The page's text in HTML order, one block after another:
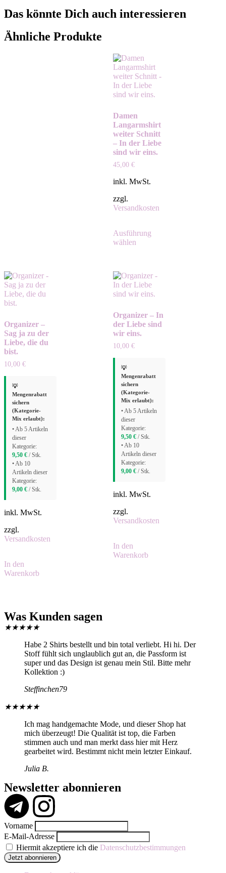
Das könnte Dich auch interessieren
Ähnliche Produkte
Damen
Langarmshirt
weiter Schnitt
– In der Liebe
sind wir eins.
45,00 €
inkl. MwSt.
zzgl.
Versandkosten
Ausführung
wählen
Organizer –
Sag ja zu der
Liebe, die du
bist.
10,00 €
💡
Mengenrabatt
sichern
(Kategorie-
Mix erlaubt):
• Ab 5 Artikeln
dieser
Kategorie:
9,50 € / Stk.
• Ab 10
Artikeln dieser
Kategorie:
9,00 € / Stk.
inkl. MwSt.
zzgl.
Versandkosten
In den
Warenkorb
Organizer – In
der Liebe sind
wir eins.
10,00 €
💡
Mengenrabatt
sichern
(Kategorie-
Mix erlaubt):
• Ab 5 Artikeln
dieser
Kategorie:
9,50 € / Stk.
• Ab 10
Artikeln dieser
Kategorie:
9,00 € / Stk.
inkl. MwSt.
zzgl.
Versandkosten
In den
Warenkorb
Was Kunden sagen
★★★★★
Habe 2 Shirts bestellt und bin total verliebt. Hi hi. Der
Stoff fühlt sich unglaublich gut an, die Passform ist
super und das Design ist genau mein Stil. Bitte mehr
Kollektion :)
Steffinchen79
★★★★★
Ich mag handgemachte Mode, und dieser Shop hat
mich überzeugt! Die Qualität ist top, die Farben
stimmen auch und man merkt dass hier mit Herz
gearbeitet wird. Bestimmt nicht mein letzter Einkauf.
Julia B.
Newsletter abonnieren
Vorname
E-Mail-Adresse
Hiermit akzeptiere ich die Datenschutzbestimmungen